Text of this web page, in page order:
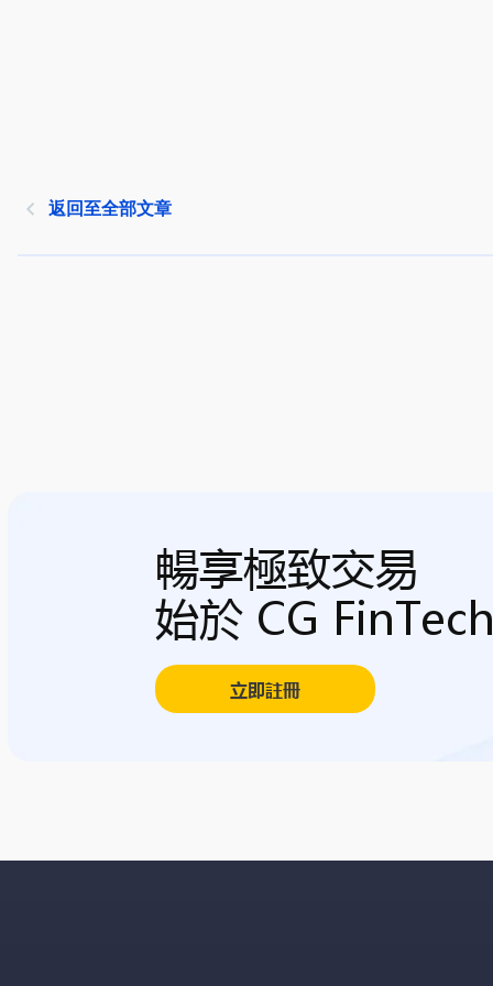
返回至全部文章
暢享極致交易
始於 CG
立即註冊